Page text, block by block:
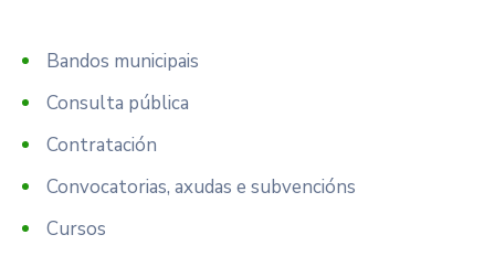
Bandos municipais
Consulta pública
Contratación
Convocatorias, axudas e subvencións
Cursos